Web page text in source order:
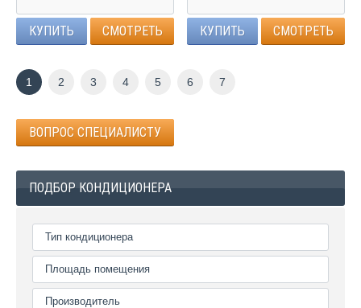
КУПИТЬ СМОТРЕТЬ КУПИТЬ СМОТРЕТЬ
1 2 3 4 5 6 7
ВОПРОС СПЕЦИАЛИСТУ
ПОДБОР КОНДИЦИОНЕРА
Тип кондиционера
Площадь помещения
Производитель